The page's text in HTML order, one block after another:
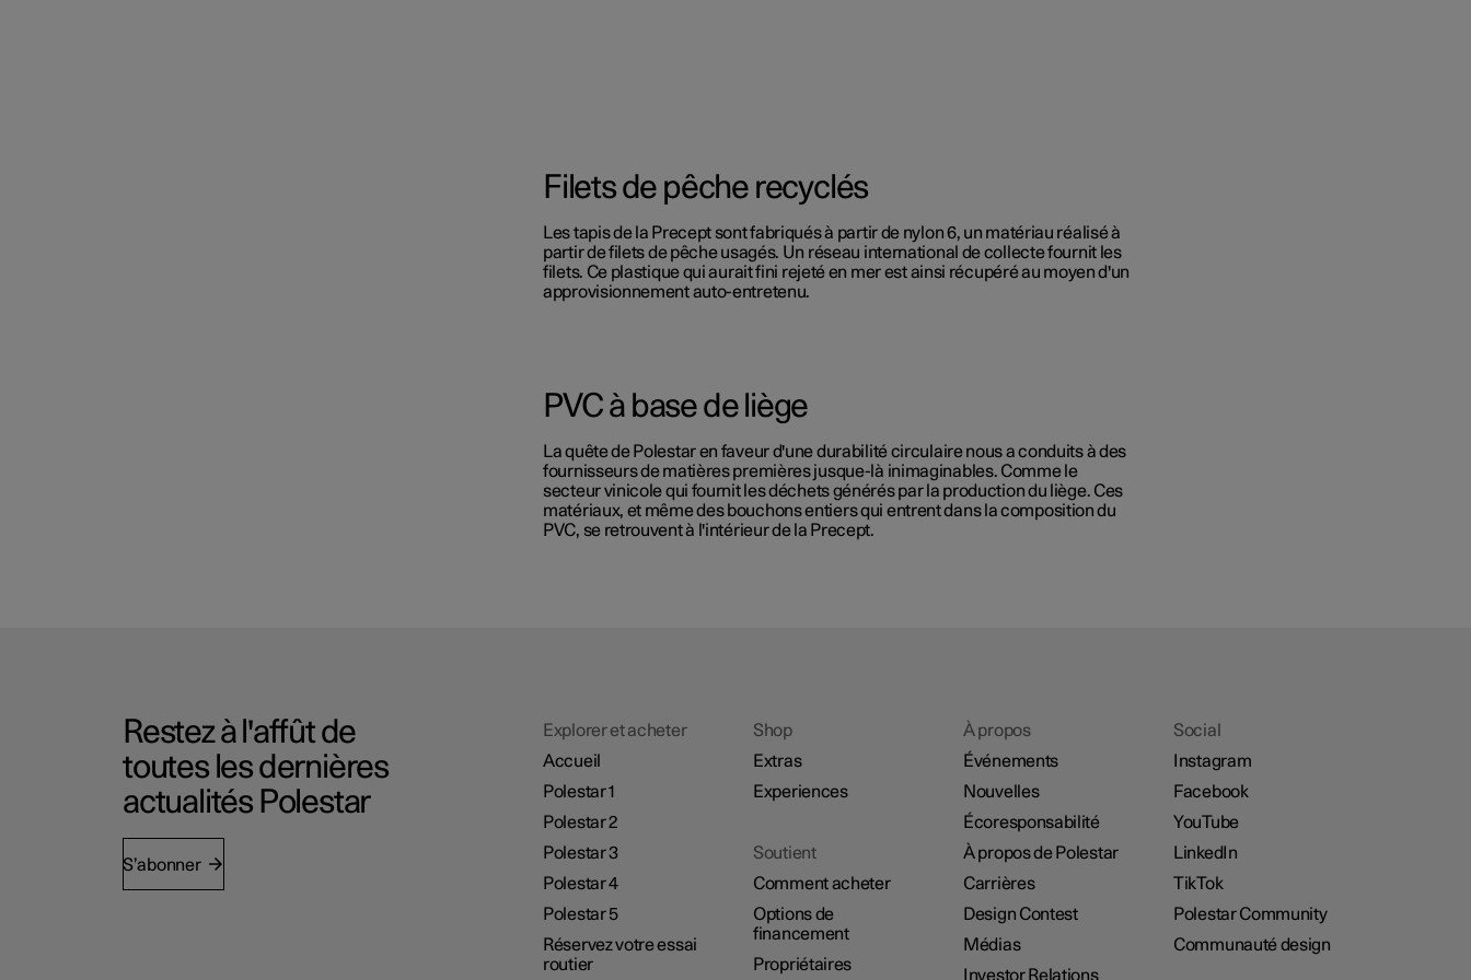
Filets de pêche recyclés
Les tapis de la Precept sont fabriqués à partir de nylon 6, un matériau réalisé à
partir de filets de pêche usagés. Un réseau international de collecte fournit les
filets. Ce plastique qui aurait fini rejeté en mer est ainsi récupéré au moyen d'un
approvisionnement auto-entretenu.
PVC à base de liège
La quête de Polestar en faveur d'une durabilité circulaire nous a conduits à des
fournisseurs de matières premières jusque-là inimaginables. Comme le
secteur vinicole qui fournit les déchets générés par la production du liège. Ces
matériaux, et même des bouchons entiers qui entrent dans la composition du
PVC, se retrouvent à l'intérieur de la Precept.
Restez à l'affût de
toutes les dernières
actualités Polestar
S’abonner
Explorer et acheter
Accueil
Polestar 1
Polestar 2
Polestar 3
Polestar 4
Polestar 5
Réservez votre essai
routier
Shop
Extras
Experiences
Soutient
Comment acheter
Options de
financement
Propriétaires
À propos
Événements
Nouvelles
Écoresponsabilité
À propos de Polestar
Carrières
Design Contest
Médias
Investor Relations
Social
Instagram
Facebook
YouTube
LinkedIn
TikTok
Polestar Community
Communauté design